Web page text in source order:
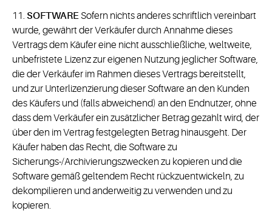
11. SOFTWARESofern nichts anderes schriftlich vereinbart
wurde, gewährt der Verkäufer durch Annahme dieses
Vertrags dem Käufer eine nicht ausschließliche, weltweite,
unbefristete Lizenz zur eigenen Nutzung jeglicher Software,
die der Verkäufer im Rahmen dieses Vertrags bereitstellt,
und zur Unterlizenzierung dieser Software an den Kunden
des Käufers und (falls abweichend) an den Endnutzer, ohne
dass dem Verkäufer ein zusätzlicher Betrag gezahlt wird, der
über den im Vertrag festgelegten Betrag hinausgeht. Der
Käufer haben das Recht, die Software zu
Sicherungs-/Archivierungszwecken zu kopieren und die
Software gemäß geltendem Recht rückzuentwickeln, zu
dekompilieren und anderweitig zu verwenden und zu
kopieren.